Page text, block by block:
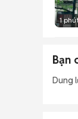
1
Bạn
Dung